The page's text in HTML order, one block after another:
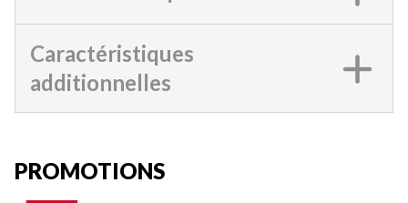
Caractéristiques
additionnelles
PROMOTIONS